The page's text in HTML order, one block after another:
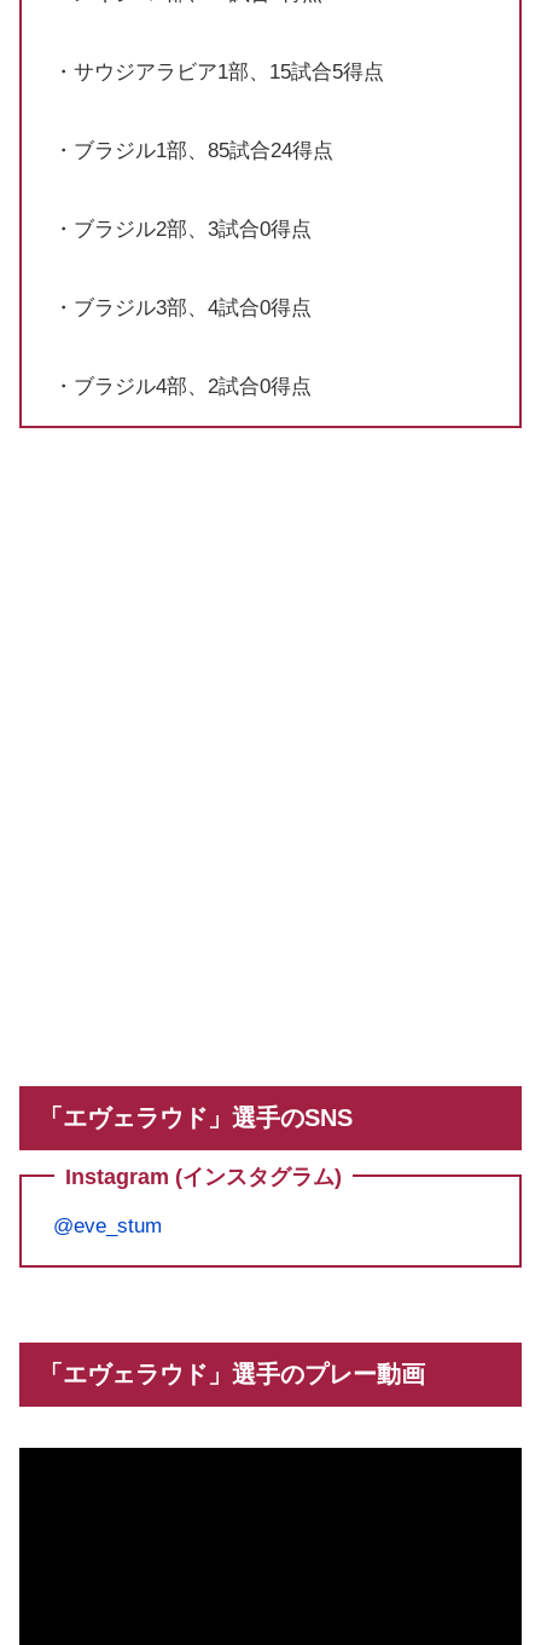
・サウジアラビア1部、15試合5得点
・ブラジル1部、85試合24得点
・ブラジル2部、3試合0得点
・ブラジル3部、4試合0得点
・ブラジル4部、2試合0得点
「エヴェラウド」選手のSNS
Instagram (インスタグラム)
@eve_stum
「エヴェラウド」選手のプレー動画